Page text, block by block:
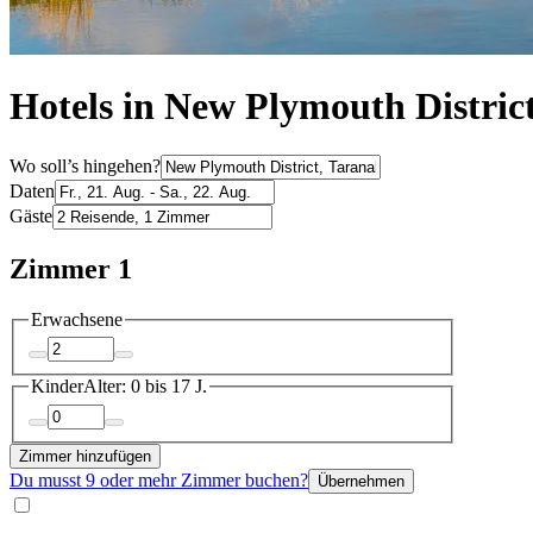
Hotels in New Plymouth
Wo soll’s hingehen?
Daten
Gäste
Zimmer 1
Erwachsene
KinderAlter: 0 bis 17 J.
Zimmer hinzufügen
Du musst 9 oder mehr Zimmer buchen? Übernehmen